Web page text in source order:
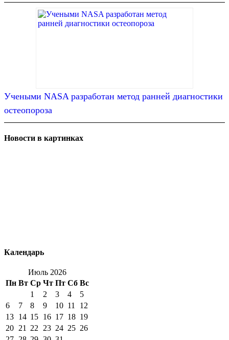
Учеными NASA разработан метод ранней диагностики
остеопороза
Новости в картинках
Календарь
Июль 2026
Пн Вт Ср Чт Пт Сб Вс
1
2 3 4
5
6
7 8 9 10 11
12
13 14 15 16 17 18 19
20 21 22 23 24 25 26